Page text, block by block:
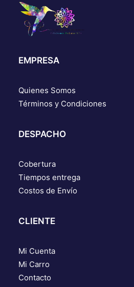
EMPRESA
Quienes Somos
Términos y Condiciones
DESPACHO
Cobertura
Tiempos entrega
Costos de Envío
CLIENTE
Mi Cuenta
Mi Carro
Contacto